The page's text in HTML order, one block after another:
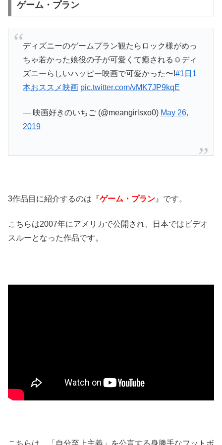
ゲーム・プラン
ディズニーのゲームプラン観たらロック様がめっ
ちゃ若かった娘役の子が可愛くて癒される☺️ディ
ズニーらしいハッピー映画で可愛かった〜!#1日1
本おススメ映画 pic.twitter.com/vMK7JP9kqE
— 映画好きのいちご (@meangirlsxo0) May 26,
2019
3作品目に紹介するのは『ゲーム・プラン 』です。
こちらは2007年にアメリカで公開され、日本ではビデオ
スルーとなった作品です。
こちらは、「自分至上主義」を公言する身勝手なフットボ